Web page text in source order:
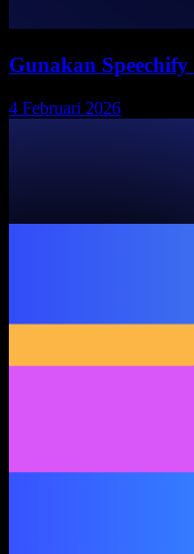
Gunakan
4 Februari 2026